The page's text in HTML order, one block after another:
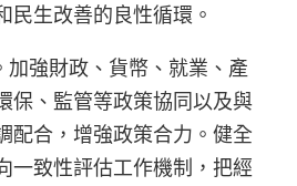
民生改善的良性循環。
加強財政、貨幣、就業、產
保、監管等政策協同以及與
配合，增強政策合力。健全
一致性評估工作機制，把經